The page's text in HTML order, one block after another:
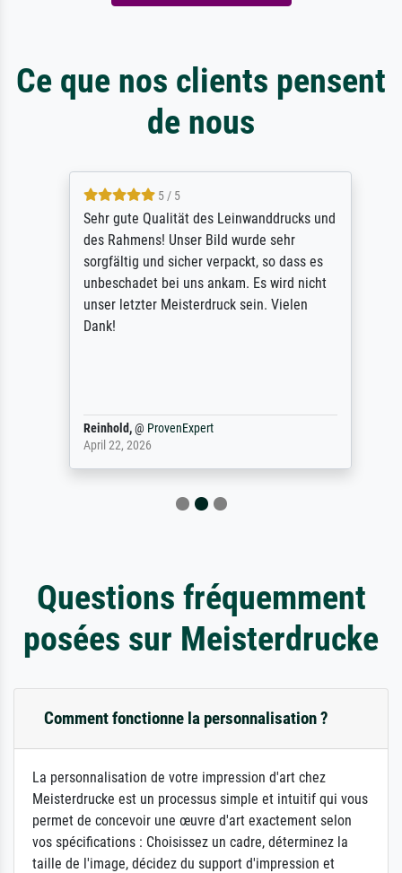
Ce que nos clients pensent
de nous
5 / 5
Sehr gute Qualität des Leinwanddrucks und
des Rahmens! Unser Bild wurde sehr
sorgfältig und sicher verpackt, so dass es
unbeschadet bei uns ankam. Es wird nicht
unser letzter Meisterdruck sein. Vielen
Dank!
Reinhold, @ProvenExpert
April 22, 2026
Questions fréquemment
posées sur Meisterdrucke
Comment fonctionne la personnalisation ?
La personnalisation de votre impression d'art chez
Meisterdrucke est un processus simple et intuitif qui vous
permet de concevoir une œuvre d'art exactement selon
vos spécifications : Choisissez un cadre, déterminez la
taille de l'image, décidez du support d'impression et